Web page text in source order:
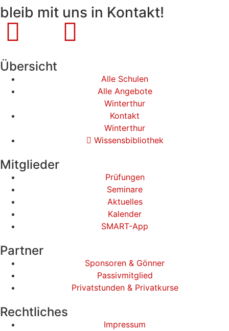
bleib mit uns in Kontakt!
Übersicht
Alle Schulen
Alle Angebote
Winterthur
Kontakt
Winterthur
Wissensbibliothek
Mitglieder
Prüfungen
Seminare
Aktuelles
Kalender
SMART-App
Partner
Sponsoren & Gönner
Passivmitglied
Privatstunden & Privatkurse
Rechtliches
Impressum